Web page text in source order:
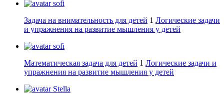
sofi
Задача на внимательность для детей 1 Логические задачи
и упражнения на развитие мышления у детей
sofi
Математическая задача для детей 1 Логические задачи и
упражнения на развитие мышления у детей
Stella